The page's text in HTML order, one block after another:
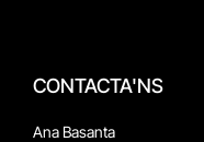
CONTACTA'NS
Ana Basanta